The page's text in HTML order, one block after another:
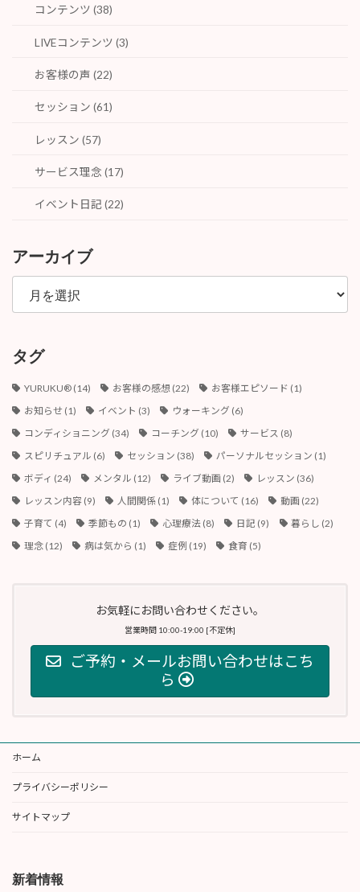
コンテンツ (38)
LIVEコンテンツ (3)
お客様の声 (22)
セッション (61)
レッスン (57)
サービス理念 (17)
イベント日記 (22)
アーカイブ
ア
カ
ブ
タグ
YURUKU®︎(14) お客様の感想(22) お客様エピソード (1)
お知らせ (1) イベント (3) ウォーキング (6)
コンディショニング (34) コーチング (10) サービス (8)
スピリチュアル (6) セッション (38) パーソナルセッション (1)
ボディ (24) メンタル (12) ライブ動画 (2) レッスン (36)
レッスン内容(9) 人間関係(1) 体について (16) 動画 (22)
子育て (4) 季節もの (1) 心理療法 (8) 日記 (9) 暮らし (2)
理念(12) 病は気から (1) 症例 (19) 食育 (5)
お気軽にお問い合わせください。
営業時間 10:00-19:00 [不定休]
ご予約・メールお問い合わせはこち
ら
ホーム
プライバシーポリシー
サイトマップ
新着情報